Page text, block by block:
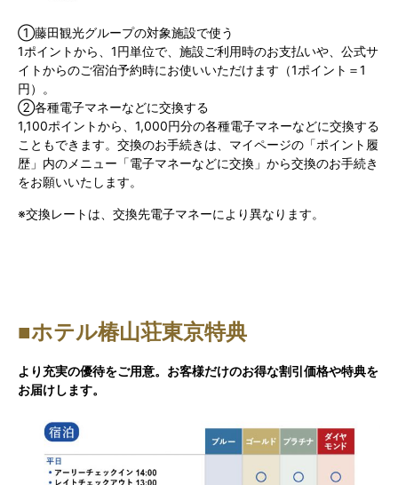
①藤田観光グループの対象施設で使う
1ポイントから、1円単位で、施設ご利用時のお支払いや、公式サ
イトからのご宿泊予約時にお使いいただけます（1ポイント＝1
円）。
②各種電子マネーなどに交換する
1,100ポイントから、1,000円分の各種電子マネーなどに交換する
こともできます。交換のお手続きは、マイページの「ポイント履
歴」内のメニュー「電子マネーなどに交換」から交換のお手続き
をお願いいたします。
※交換レートは、交換先電子マネーにより異なります。
■ホテル椿山荘東京特典
より充実の優待をご用意。お客様だけのお得な割引価格や特典を
お届けします。